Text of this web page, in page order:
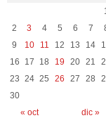
« oct dic »
2
3 4 5 6 7
9
10 11 12 13 14
16
17 18 19 20 21
23 24 25 26 27 28
30